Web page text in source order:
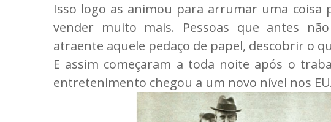
Isso logo as animou para arrumar uma coisa
vender muito mais. Pessoas que antes
atraente aquele pedaço de papel, descobrir o
E assim começaram a toda noite após o
entretenimento chegou a um novo nível nos